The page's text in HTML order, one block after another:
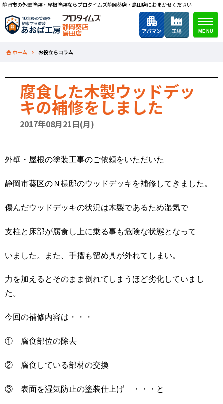
静岡市の外壁塗装・屋根塗装ならプロタイムズ静岡葵店・島田店におまかせください
静岡葵店
島田店
ホーム お役立ちコラム
腐食した木製ウッドデッ
キの補修をしました
2017年08月21日(月)
外壁・屋根の塗装工事のご依頼をいただいた
静岡市葵区のＮ様邸のウッドデッキを補修してきました。
傷んだウッドデッキの状況は木製であるため湿気で
支柱と床部が腐食し上に乗る事も危険な状態となって
いました。また、手摺も留め具が外れてしまい。
力を加えるとそのまま倒れてしまうほど劣化していまし
た。
今回の補修内容は・・・
① 腐食部位の除去
② 腐食している部材の交換
③ 表面を湿気防止の塗装仕上げ ・・・と